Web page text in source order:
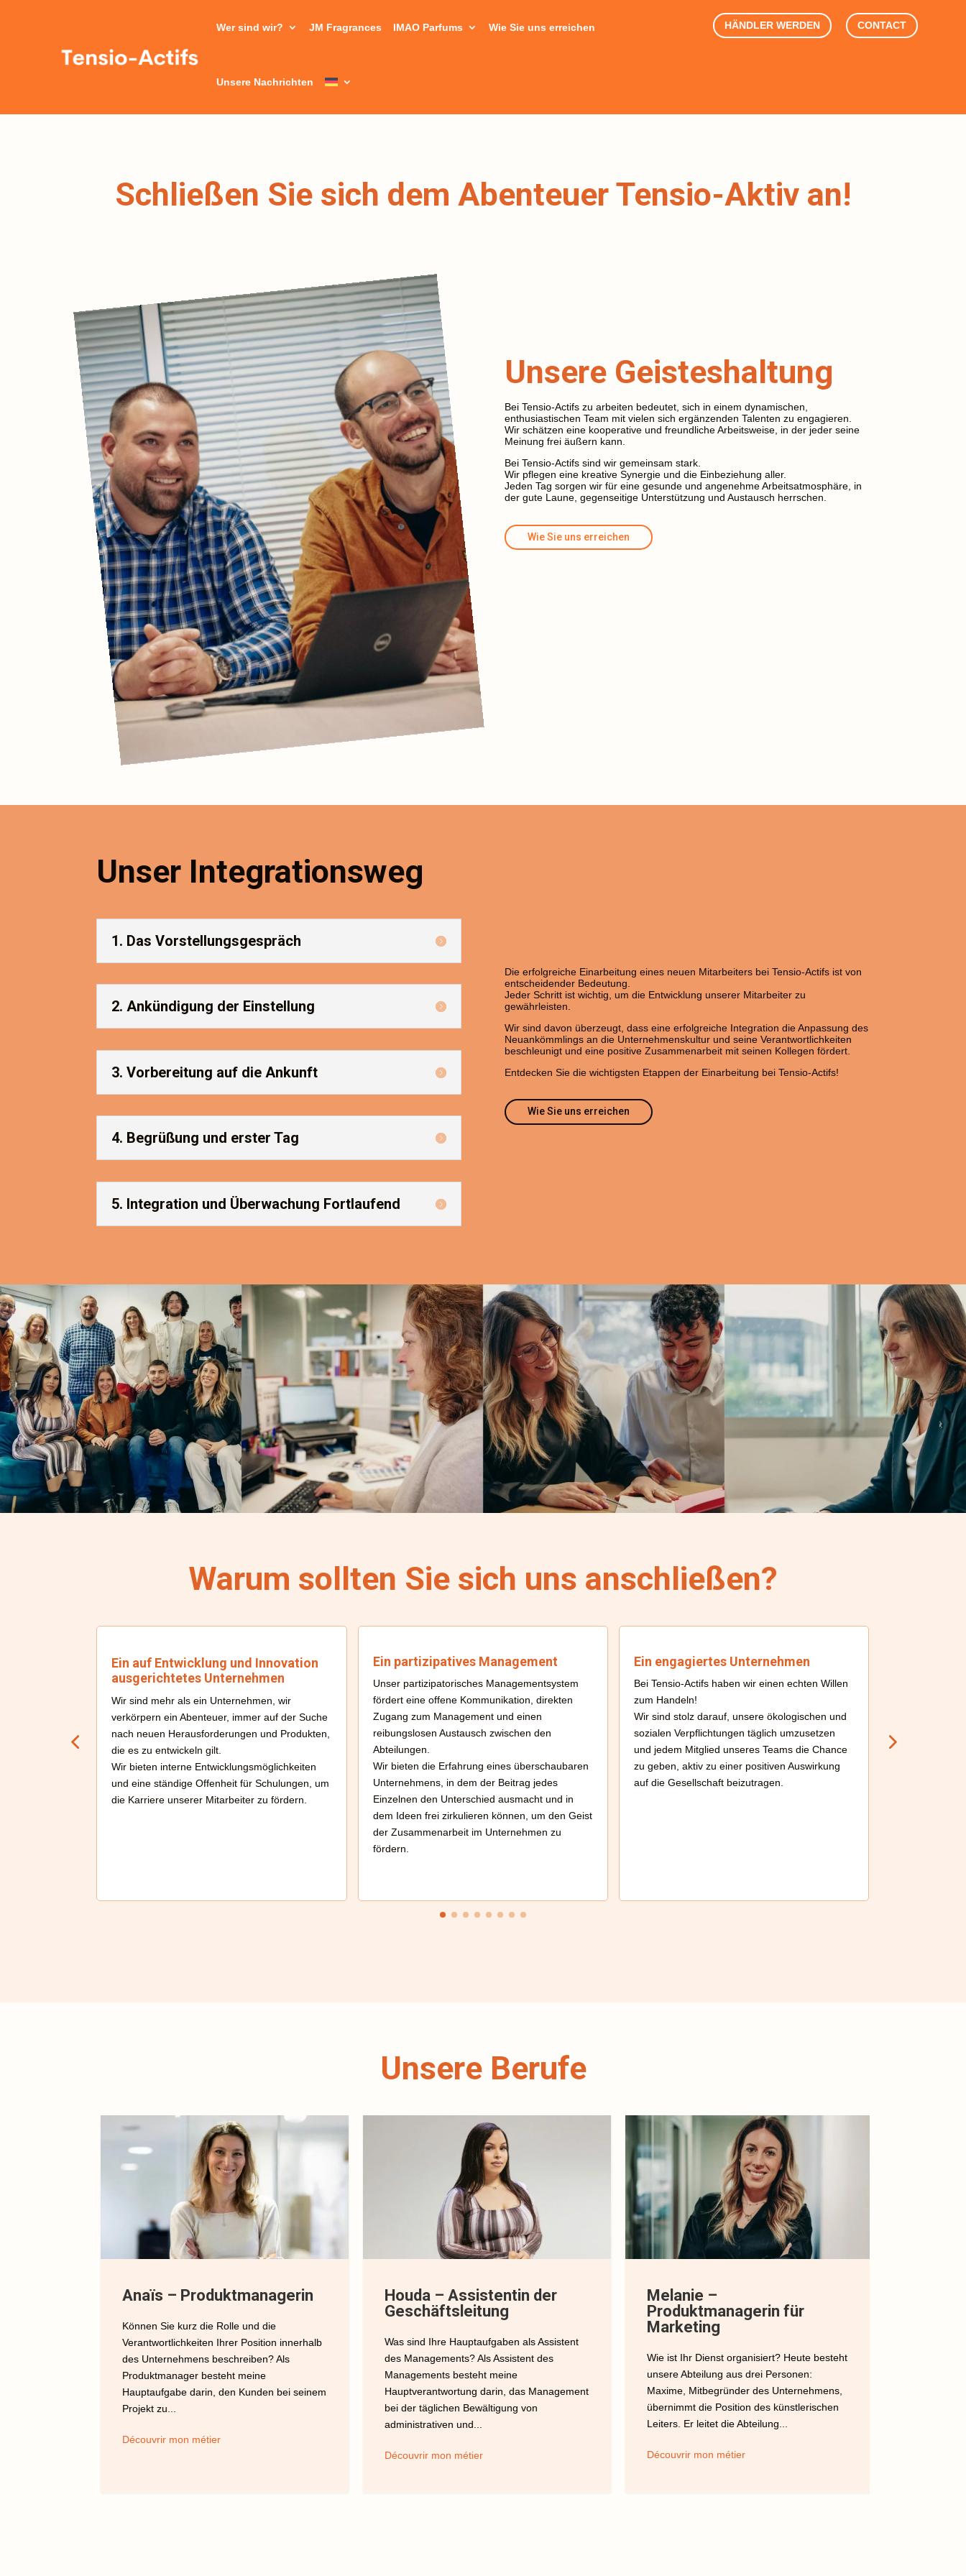
Wer sind wir? JM Fragrances IMAO Parfums Wie Sie uns erreichen
Unsere Nachrichten
HÄNDLER WERDEN CONTACT
Schließen Sie sich dem Abenteuer Tensio-Aktiv an!
Unsere Geisteshaltung
Bei Tensio-Actifs zu arbeiten bedeutet, sich in einem dynamischen,
enthusiastischen Team mit vielen sich ergänzenden Talenten zu engagieren.
Wir schätzen eine kooperative und freundliche Arbeitsweise, in der jeder seine
Meinung frei äußern kann.
Bei Tensio-Actifs sind wir gemeinsam stark.
Wir pflegen eine kreative Synergie und die Einbeziehung aller.
Jeden Tag sorgen wir für eine gesunde und angenehme Arbeitsatmosphäre, in
der gute Laune, gegenseitige Unterstützung und Austausch herrschen.
Wie Sie uns erreichen
Unser Integrationsweg
1. Das Vorstellungsgespräch
2. Ankündigung der Einstellung
3. Vorbereitung auf die Ankunft
4. Begrüßung und erster Tag
5. Integration und Überwachung Fortlaufend
Die erfolgreiche Einarbeitung eines neuen Mitarbeiters bei Tensio-Actifs ist von
entscheidender Bedeutung.
Jeder Schritt ist wichtig, um die Entwicklung unserer Mitarbeiter zu
gewährleisten.
Wir sind davon überzeugt, dass eine erfolgreiche Integration die Anpassung des
Neuankömmlings an die Unternehmenskultur und seine Verantwortlichkeiten
beschleunigt und eine positive Zusammenarbeit mit seinen Kollegen fördert.
Entdecken Sie die wichtigsten Etappen der Einarbeitung bei Tensio-Actifs!
Wie Sie uns erreichen
Warum sollten Sie sich uns anschließen?
Ein auf Entwicklung und Innovation
ausgerichtetes Unternehmen
Wir sind mehr als ein Unternehmen, wir
verkörpern ein Abenteuer, immer auf der Suche
nach neuen Herausforderungen und Produkten,
die es zu entwickeln gilt.
Wir bieten interne Entwicklungsmöglichkeiten
und eine ständige Offenheit für Schulungen, um
die Karriere unserer Mitarbeiter zu fördern.
Ein partizipatives Management
Unser partizipatorisches Managementsystem
fördert eine offene Kommunikation, direkten
Zugang zum Management und einen
reibungslosen Austausch zwischen den
Abteilungen.
Wir bieten die Erfahrung eines überschaubaren
Unternehmens, in dem der Beitrag jedes
Einzelnen den Unterschied ausmacht und in
dem Ideen frei zirkulieren können, um den Geist
der Zusammenarbeit im Unternehmen zu
fördern.
Ein engagiertes Unternehmen
Bei Tensio-Actifs haben wir einen echten Willen
zum Handeln!
Wir sind stolz darauf, unsere ökologischen und
sozialen Verpflichtungen täglich umzusetzen
und jedem Mitglied unseres Teams die Chance
zu geben, aktiv zu einer positiven Auswirkung
auf die Gesellschaft beizutragen.
Sie können
Unsere Berufe
Anaïs – Produktmanagerin
Können Sie kurz die Rolle und die
Verantwortlichkeiten Ihrer Position innerhalb
des Unternehmens beschreiben? Als
Produktmanager besteht meine
Hauptaufgabe darin, den Kunden bei seinem
Projekt zu...
Découvrir mon métier
Houda – Assistentin der
Geschäftsleitung
Was sind Ihre Hauptaufgaben als Assistent
des Managements? Als Assistent des
Managements besteht meine
Hauptverantwortung darin, das Management
bei der täglichen Bewältigung von
administrativen und...
Découvrir mon métier
Melanie –
Produktmanagerin für
Marketing
Wie ist Ihr Dienst organisiert? Heute besteht
unsere Abteilung aus drei Personen:
Maxime, Mitbegründer des Unternehmens,
übernimmt die Position des künstlerischen
Leiters. Er leitet die Abteilung...
Découvrir mon métier